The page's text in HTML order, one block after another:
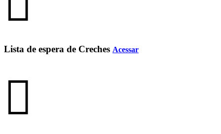
Lista de espera de Creches Acessar